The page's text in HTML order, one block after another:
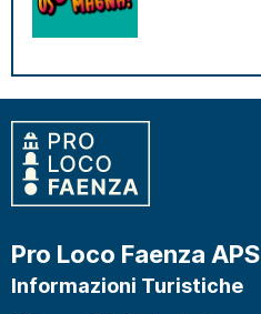
Pro Loco Faenza APS
Informazioni Turistiche